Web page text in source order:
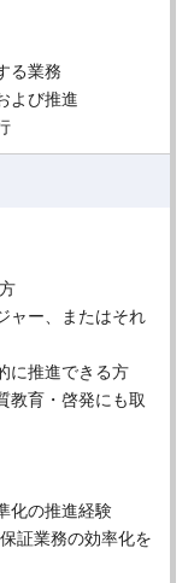
る業務
よび推進
ャー、またはそれ
に推進できる方
教育・啓発にも取
化の推進経験
証業務の効率化を